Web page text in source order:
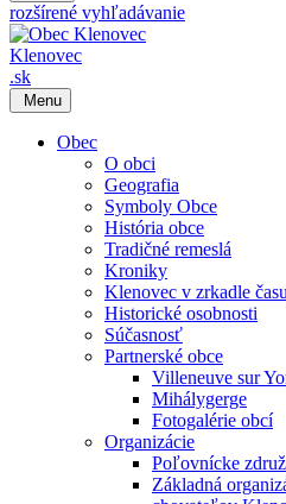
rozšírené vyhľadávanie
Klenovec
.sk
Menu
Obec
O obci
Geografia
Symboly Obce
História obce
Tradičné remeslá
Kroniky
Klenovec v zrkadle času
Historické osobnosti
Súčasnosť
Partnerské obce
Villeneuve sur
Mihálygerge
Fotogalérie obcí
Organizácie
Poľovnícke
Základná